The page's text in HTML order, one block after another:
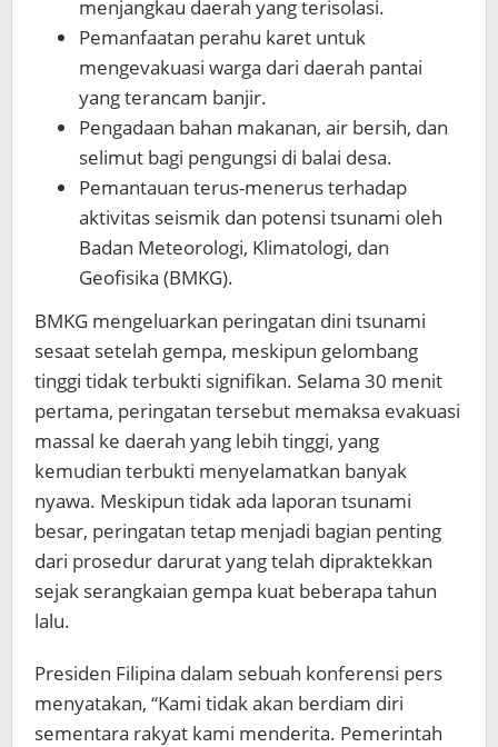
menjangkau daerah yang terisolasi.
Pemanfaatan perahu karet untuk
mengevakuasi warga dari daerah pantai
yang terancam banjir.
Pengadaan bahan makanan, air bersih, dan
selimut bagi pengungsi di balai desa.
Pemantauan terus-menerus terhadap
aktivitas seismik dan potensi tsunami oleh
Badan Meteorologi, Klimatologi, dan
Geofisika (BMKG).
BMKG mengeluarkan peringatan dini tsunami
sesaat setelah gempa, meskipun gelombang
tinggi tidak terbukti signifikan. Selama 30 menit
pertama, peringatan tersebut memaksa evakuasi
massal ke daerah yang lebih tinggi, yang
kemudian terbukti menyelamatkan banyak
nyawa. Meskipun tidak ada laporan tsunami
besar, peringatan tetap menjadi bagian penting
dari prosedur darurat yang telah dipraktekkan
sejak serangkaian gempa kuat beberapa tahun
lalu.
Presiden Filipina dalam sebuah konferensi pers
menyatakan, “Kami tidak akan berdiam diri
sementara rakyat kami menderita. Pemerintah